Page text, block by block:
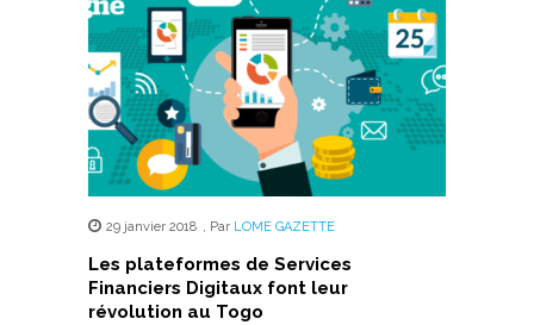
29 janvier 2018 , Par LOME GAZETTE
Les plateformes de Services
Financiers Digitaux font leur
révolution au Togo